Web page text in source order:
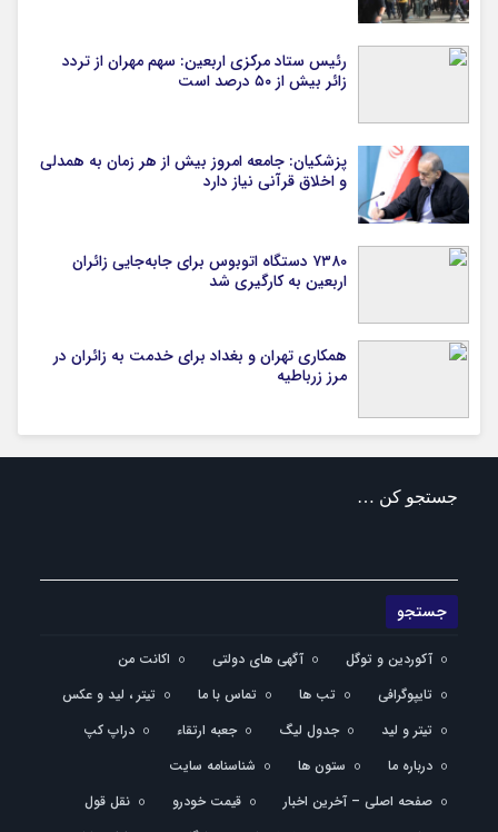
رئیس ستاد مرکزی اربعین: سهم مهران از تردد
زائر بیش از ۵۰ درصد است
پزشکیان: جامعه امروز بیش از هر زمان به همدلی
و اخلاق قرآنی نیاز دارد
۷۳۸۰ دستگاه اتوبوس برای جابه‌جایی زائران
اربعین به‌ کارگیری شد
همکاری تهران و بغداد برای خدمت به زائران در
مرز زرباطیه
جستجو کن …
آکوردین و توگل آگهی های دولتی
اکانت من
تایپوگرافی
تب ها تماس با ما
تیتر ، لید و عکس
تیتر و لید
جدول لیگ جعبه ارتقاء
دراپ کپ
درباره ما
ستون ها
شناسنامه سایت
صفحه اصلی – آخرین اخبار
قیمت خودرو
نقل قول